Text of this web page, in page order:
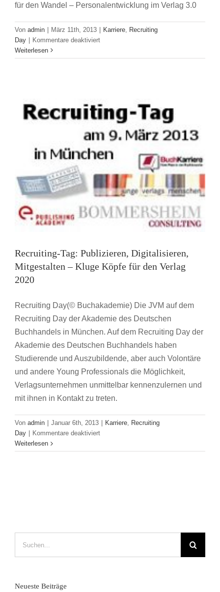
für den Wandel – Personalentwicklung im Verlag 3.0
Von admin | März 11th, 2013 | Karriere Recruiting
Day | Kommentare deaktiviertfür
aus
Weiterlesen
Recruiting-Tag: Publizieren, Digitalisieren,
Mitgestalten – Kluge Köpfe für den Verlag
Recruiting-Tag: Publizieren, Digitalisieren,
Mitgestalten – Kluge Köpfe für den Verlag
2020
Recruiting Day(© Buchakademie) Die JVM auf dem
Recruiting Day der Akademie des Deutschen
Buchhandels in München. Auf dem Recruiting Day der
Akademie des Deutschen Buchhandels haben
Studierende und Auszubildende, aber auch Volontäre
und andere Young Professionals die Möglichkeit,
Verlagsunternehmen unmittelbar kennenzulernen und
mit ihnen in Kontakt zu treten.
Von admin Januar 6th, 2013 Karriere, Recruiting
Day
Kommentare deaktiviertfür
Tag:
2020
Weiterlesen
Neueste Beiträge